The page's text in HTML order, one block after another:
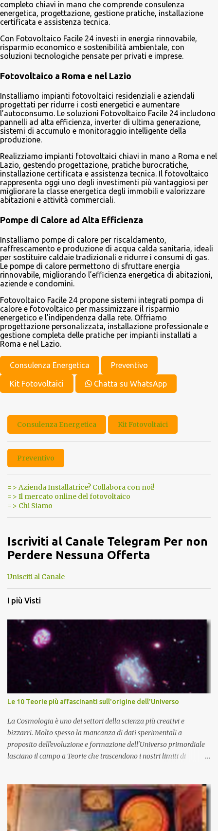
completo chiavi in mano che comprende consulenza
energetica, progettazione, gestione pratiche, installazione
certificata e assistenza tecnica.
Con Fotovoltaico Facile 24 investi in energia rinnovabile,
risparmio economico e sostenibilità ambientale, con
soluzioni tecnologiche pensate per privati e imprese.
Fotovoltaico a Roma e nel Lazio
Installiamo impianti fotovoltaici residenziali e aziendali
progettati per ridurre i costi energetici e aumentare
l’autoconsumo. Le soluzioni Fotovoltaico Facile 24 includono
pannelli ad alta efficienza, inverter di ultima generazione,
sistemi di accumulo e monitoraggio intelligente della
produzione.
Realizziamo impianti fotovoltaici chiavi in mano a Roma e nel
Lazio, gestendo progettazione, pratiche burocratiche,
installazione certificata e assistenza tecnica. Il fotovoltaico
rappresenta oggi uno degli investimenti più vantaggiosi per
migliorare la classe energetica degli immobili e valorizzare
abitazioni e attività commerciali.
Pompe di Calore ad Alta Efficienza
Installiamo pompe di calore per riscaldamento,
raffrescamento e produzione di acqua calda sanitaria, ideali
per sostituire caldaie tradizionali e ridurre i consumi di gas.
Le pompe di calore permettono di sfruttare energia
rinnovabile, migliorando l’efficienza energetica di abitazioni,
aziende e condomìni.
Fotovoltaico Facile 24 propone sistemi integrati pompa di
calore e fotovoltaico per massimizzare il risparmio
energetico e l’indipendenza dalla rete. Offriamo
progettazione personalizzata, installazione professionale e
gestione completa delle pratiche per impianti installati a
Roma e nel Lazio.
Consulenza Energetica Preventivo
Kit Fotovoltaici Chatta su WhatsApp
Consulenza Energetica Kit Fotovoltaici
Preventivo
=> Azienda Installatrice? Collabora con noi!
=> Il mercato online del fotovoltaico
=> Chi Siamo
Iscriviti al Canale Telegram Per non
Perdere Nessuna Offerta
Unisciti al Canale
I più Visti
Le 10 Teorie più affascinanti sull'origine dell'Universo
La Cosmologia è uno dei settori della scienza più creativi e
bizzarri. Molto spesso la mancanza di dati sperimentali a
proposito dell'evoluzione e formazione dell'Universo primordiale
lasciano il campo a Teorie che trascendono i nostri limiti di
più accreditata, il Big-Bang e l'Universo inflazionario, ha dei
paradossi e delle lacune difficilmente sormontabili che sono tali da
far pensare che con il miglioramento delle osservazioni
sperimentali si possa un giorno chiarirne l'origine e la sua